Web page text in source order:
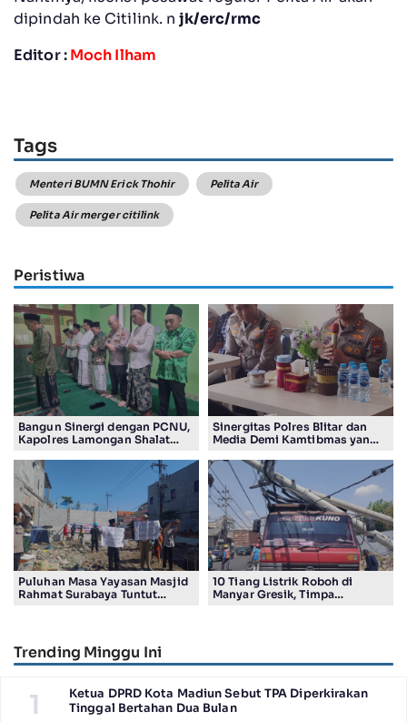
dipindah ke Citilink. njk/erc/rmc
Editor :Moch Ilham
Tags
Menteri BUMN Erick Thohir Pelita Air
Pelita Air merger citilink
Peristiwa
Bangun Sinergi dengan PCNU,
Kapolres Lamongan Shalat
Pengurus
Sinergitas Polres Blitar dan
Media Demi Kamtibmas yang
Puluhan Masa Yayasan Masjid
Rahmat Surabaya Tuntut
10 Tiang Listrik Roboh di
Manyar Gresik, Timpa
Trending Minggu Ini
1
Ketua DPRD Kota Madiun Sebut TPA Diperkirakan
Tinggal Bertahan Dua Bulan